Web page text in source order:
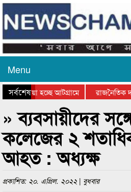
Menu
সর্বশেষ
যাওয়া হচ্ছে আটগ্রামে
রাজনৈতিক
পুরস্কার বিতরণ সম্পন্ন
সিলেটে
» ব্যবসায়ীদের
কলেজের ২ শতাধিক
আহত : অধ্যক্ষ
প্রকাশিত: ২০. এপ্রিল. ২০২২ | বুধবার